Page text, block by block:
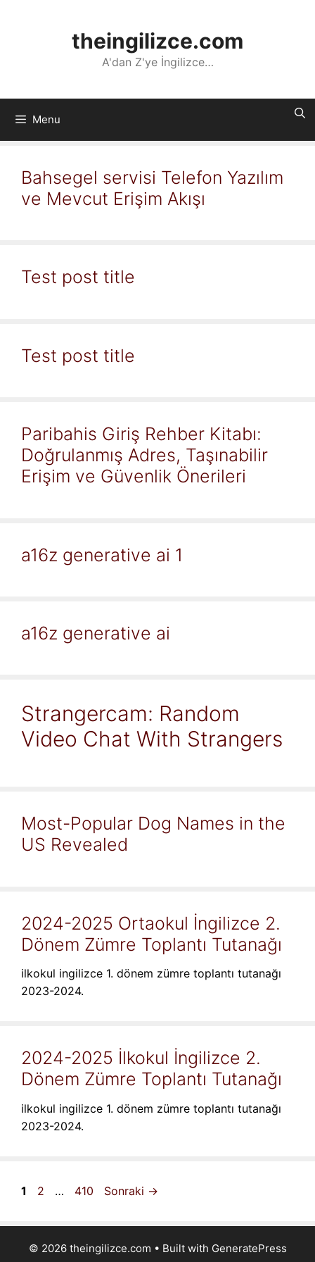
theingilizce.com
A'dan Z'ye İngilizce…
Menu
Bahsegel servisi Telefon Yazılım
ve Mevcut Erişim Akışı
Test post title
Test post title
Paribahis Giriş Rehber Kitabı:
Doğrulanmış Adres, Taşınabilir
Erişim ve Güvenlik Önerileri
a16z generative ai 1
a16z generative ai
Strangercam: Random
Video Chat With Strangers
Most-Popular Dog Names in the
US Revealed
2024-2025 Ortaokul İngilizce 2.
Dönem Zümre Toplantı Tutanağı
ilkokul ingilizce 1. dönem zümre toplantı tutanağı
2023-2024.
2024-2025 İlkokul İngilizce 2.
Dönem Zümre Toplantı Tutanağı
ilkokul ingilizce 1. dönem zümre toplantı tutanağı
2023-2024.
Sayfa
1 Sayfa
2 … Sayfa
410 Sonraki →
© 2026 theingilizce.com • Built with GeneratePress